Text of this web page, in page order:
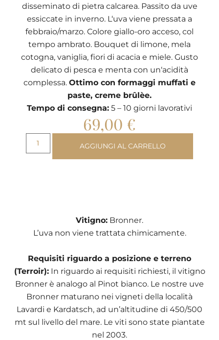
disseminato di pietra calcarea. Passito da uve
essiccate in inverno. L‘uva viene pressata a
febbraio/marzo. Colore giallo-oro acceso, col
tempo ambrato. Bouquet di limone, mela
cotogna, vaniglia, fiori di acacia e miele. Gusto
delicato di pesca e menta con un‘acidità
complessa. Ottimo con formaggi muffati e
paste, creme brûlèe.
Tempo di consegna: 5 – 10 giorni lavorativi
69,00 €
AGGIUNGI AL CARRELLO
Vitigno: Bronner.
L’uva non viene trattata chimicamente.
Requisiti riguardo a posizione e terreno
(Terroir):In riguardo ai requisiti richiesti, il vitigno
Bronner è analogo al Pinot bianco. Le nostre uve
Bronner maturano nei vigneti della località
Lavardi e Kardatsch, ad un’altitudine di 450/500
mt sul livello del mare. Le viti sono state piantate
nel 2003.